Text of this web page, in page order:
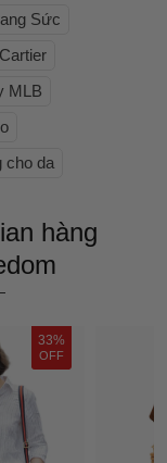
Sức
MLB
cho da
hàng
33%
OFF